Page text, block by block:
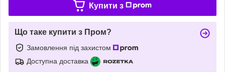
Купити з
Що таке купити з Пром?
Замовлення під захистом
Доступна доставка